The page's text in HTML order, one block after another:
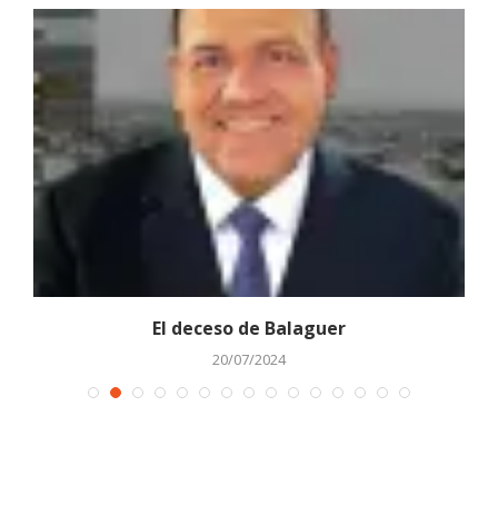
El deceso de Balaguer
20/07/2024